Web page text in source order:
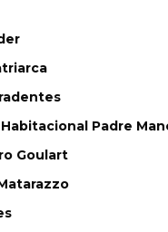
Habitacional Padre
Goulart